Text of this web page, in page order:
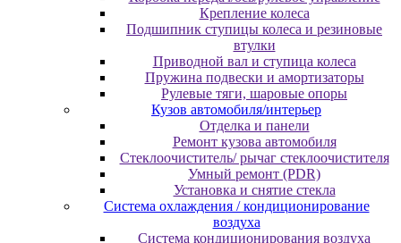
Крепление колеса
Подшипник ступицы колеса и резиновые
втулки
Приводной вал и ступица колеса
Пружина подвески и амортизаторы
Рулевые тяги, шаровые опоры
Кузов автомобиля/интерьер
Отделка и панели
Ремонт кузова автомобиля
Стеклоочиститель/ рычаг стеклоочистителя
Умный ремонт (PDR)
Установка и снятие стекла
Система охлаждения / кондиционирование
воздуха
Система кондиционирования воздуха